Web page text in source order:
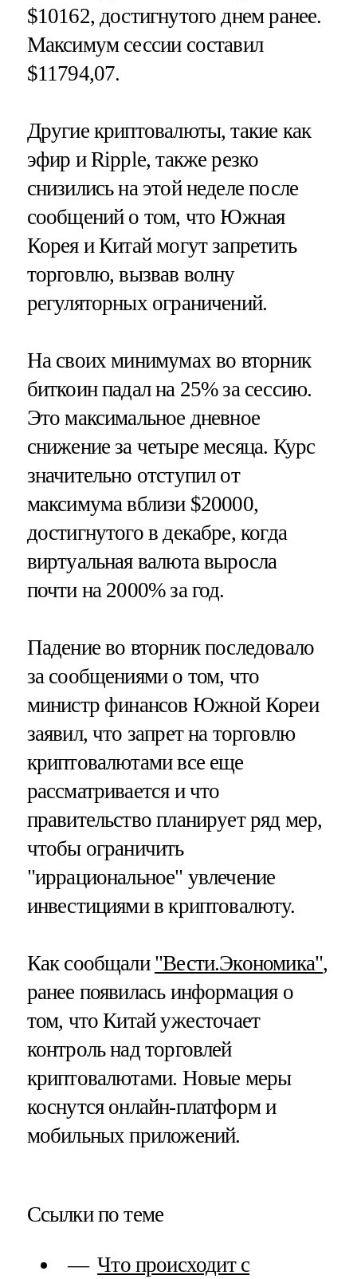
$10162, достигнутого днем ранее.
Максимум сессии составил
$11794,07.
Другие криптовалюты, такие как
эфир и Ripple, также резко
снизились на этой неделе после
сообщений о том, что Южная
Корея и Китай могут запретить
торговлю, вызвав волну
регуляторных ограничений.
На своих минимумах во вторник
биткоин падал на 25% за сессию.
Это максимальное дневное
снижение за четыре месяца. Курс
значительно отступил от
максимума вблизи $20000,
достигнутого в декабре, когда
виртуальная валюта выросла
почти на 2000% за год.
Падение во вторник последовало
за сообщениями о том, что
министр финансов Южной Кореи
заявил, что запрет на торговлю
криптовалютами все еще
рассматривается и что
правительство планирует ряд мер,
чтобы ограничить
"иррациональное" увлечение
инвестициями в криптовалюту.
Как сообщали "Вести.Экономика",
ранее появилась информация о
том, что Китай ужесточает
контроль над торговлей
криптовалютами. Новые меры
коснутся онлайн-платформ и
мобильных приложений.
Ссылки по теме
Что происходит с